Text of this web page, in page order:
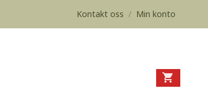
Kontakt oss / Min konto